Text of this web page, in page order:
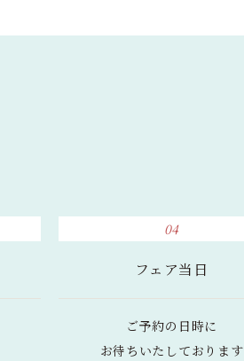
04
フェア当日
ご予約の日時に
お待ちいたしております